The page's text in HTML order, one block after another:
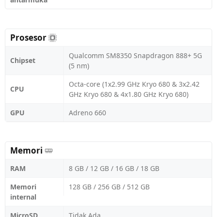
Prosesor
Chipset
Qualcomm SM8350 Snapdragon 888+ 5G
(5 nm)
CPU
Octa-core (1x2.99 GHz Kryo 680 & 3x2.42
GHz Kryo 680 & 4x1.80 GHz Kryo 680)
GPU
Adreno 660
Memori
RAM
8 GB / 12 GB / 16 GB / 18 GB
Memori
internal
128 GB / 256 GB / 512 GB